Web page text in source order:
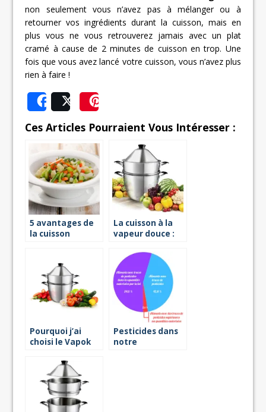
non seulement vous n’avez pas à mélanger ou à
retourner vos ingrédients durant la cuisson, mais en
plus vous ne vous retrouverez jamais avec un plat
cramé à cause de 2 minutes de cuisson en trop. Une
fois que vous avez lancé votre cuisson, vous n’avez plus
rien à faire !
SharePost
Ces Articles Pourraient Vous Intéresser :
5 avantages de
la cuisson
La cuisson à la
vapeur douce :
avantages ?
Pourquoi j’ai
choisi le Vapok
Pesticides dans
notre